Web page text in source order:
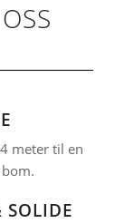
meter til en
SOLIDE